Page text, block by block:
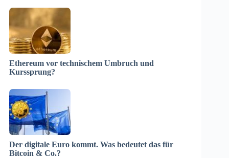
Ethereum vor technischem Umbruch und
Kurssprung?
Der digitale Euro kommt. Was bedeutet das für
Bitcoin & Co.?